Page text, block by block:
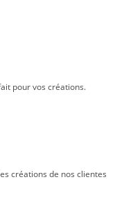
pour vos créations.
créations de nos clientes